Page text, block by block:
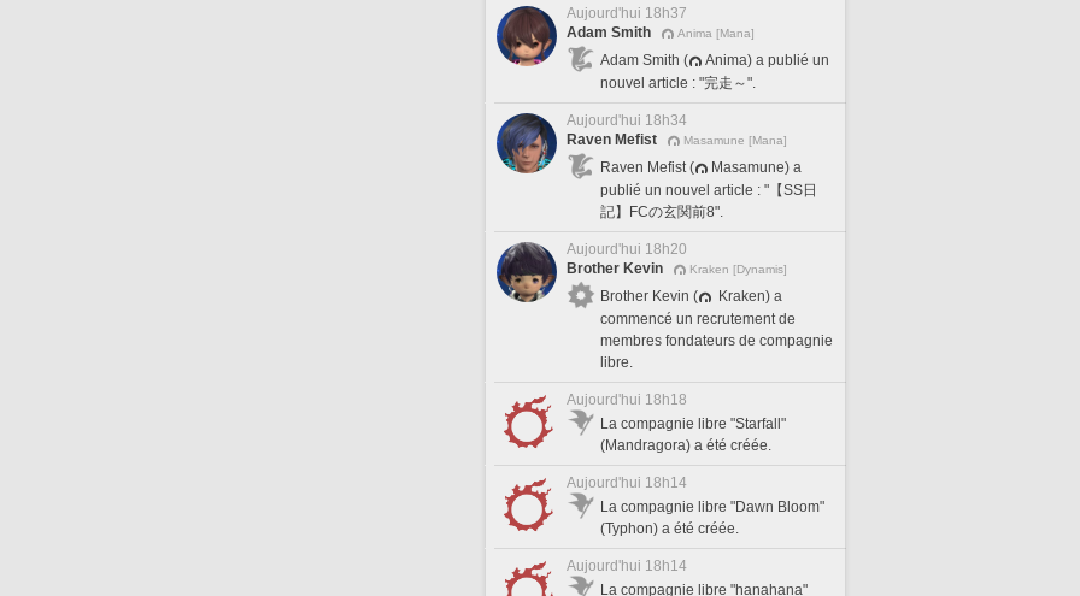
Aujourd'hui 18h37
Adam Smith
Anima [Mana]
Adam Smith (
Anima) a publié un
nouvel article : "完走～".
Aujourd'hui 18h34
Raven Mefist
Masamune [Mana]
Raven Mefist (
Masamune) a
publié un nouvel article : "【SS日
記】FCの玄関前8".
Aujourd'hui 18h20
Brother Kevin
Kraken [Dynamis]
Brother Kevin (
Kraken) a
commencé un recrutement de
membres fondateurs de compagnie
libre.
Aujourd'hui 18h18
La compagnie libre "Starfall"
(Mandragora) a été créée.
Aujourd'hui 18h14
La compagnie libre "Dawn Bloom"
(Typhon) a été créée.
Aujourd'hui 18h14
La compagnie libre "hanahana"